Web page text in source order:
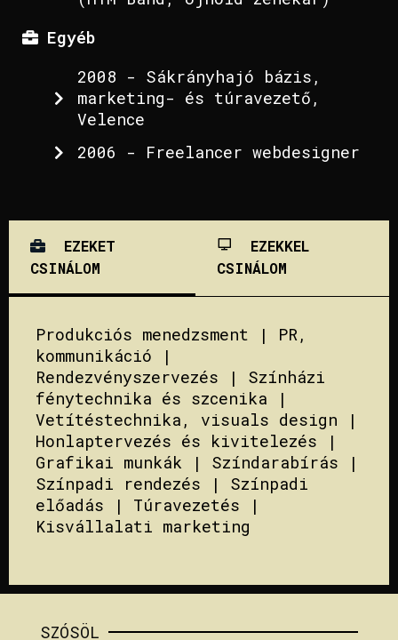
Egyéb
2008 - Sákrányhajó bázis,
marketing- és túravezető,
Velence
2006 - Freelancer webdesigner
EZEKET
CSINÁLOM
EZEKKEL
CSINÁLOM
Produkciós menedzsment | PR,
kommunikáció |
Rendezvényszervezés | Színházi
fénytechnika és szcenika |
Vetítéstechnika, visuals design |
Honlaptervezés és kivitelezés |
Grafikai munkák | Színdarabírás |
Színpadi rendezés | Színpadi
előadás | Túravezetés |
Kisvállalati marketing
SZÓSÖL